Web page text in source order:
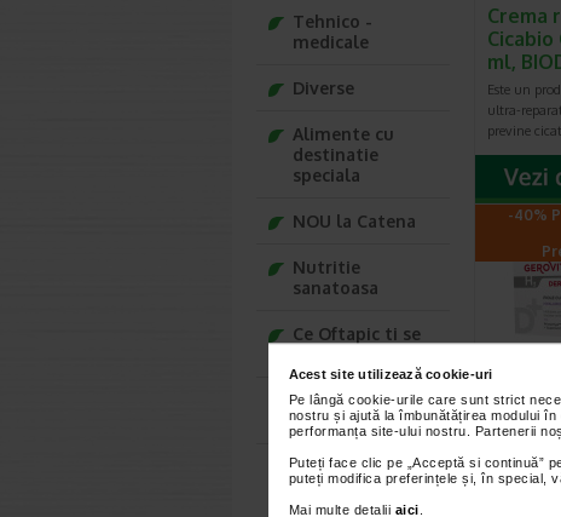
Acest site utilizează cookie-uri
Pe lângă cookie-urile care sunt strict
nostru și ajută la îmbunătățirea modului
performanța site-ului nostru. Partenerii
Puteți face clic pe „Acceptă si continuă”
puteți modifica preferințele și, în special,
Mai multe detalii aici
Crema
ml,
Este un
ultra-
previne
-40%
10 x 2
Gerovital
ser
Tehnico -
medicale
Diverse
Alimente cu
destinatie
speciala
NOU la Catena
Nutritie
sanatoasa
Ce Oftapic ti se
Adora – Adorabili
din prima clipa
Seturi cadou
Baylis&Harding